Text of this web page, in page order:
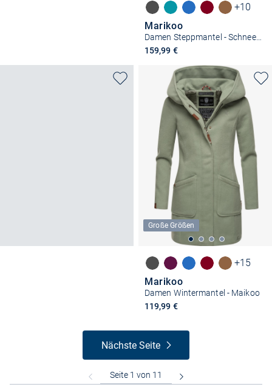
+10
Marikoo
Damen Steppmantel - Schneesternchen
159,99 €
Große Größen
+15
Marikoo
Damen Wintermantel - Maikoo
119,99 €
Nächste Seite